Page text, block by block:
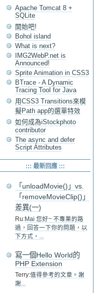
Apache Tomcat 8 +
SQLite
開始吧!
Bohol island
What is next?
IMG2WebP.net is
Announced!
Sprite Animation in CSS3
BTrace - A Dynamic
Tracing Tool for Java
用CSS3 Transitions來模
擬Path app的選單特效
如何成為iStockphoto
contributor
The async and defer
Script Attributes
::: 最新回應 :::
「unloadMovie()」vs.
「removeMovieClip()」
差異(一)
Ru:Mai 您好~ 不專業的路
過，回答一下你的問題，以
下方式，...
寫一個Hello World的
PHP Extension
Terry:值得參考的文章。謝
謝...